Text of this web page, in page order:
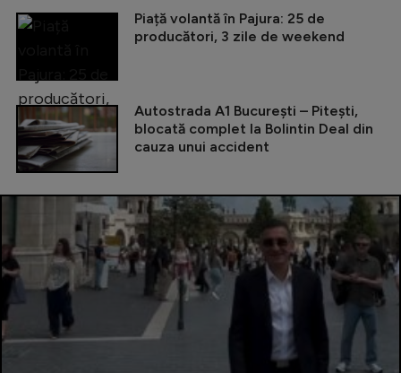
Piață volantă în Pajura: 25 de
producători, 3 zile de weekend
Autostrada A1 București – Pitești,
blocată complet la Bolintin Deal din
cauza unui accident